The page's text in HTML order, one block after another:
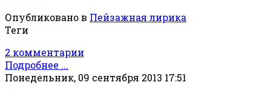
Опубликовано в Пейзажная лирика
Теги
2 комментарии
Подробнее ...
Понедельник, 09 сентября 2013 17:51